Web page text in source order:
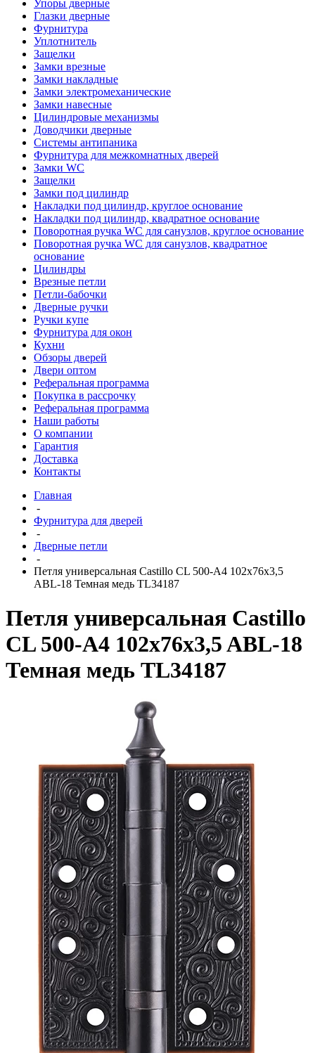
Упоры дверные
Глазки дверные
Фурнитура
Уплотнитель
Защелки
Замки врезные
Замки накладные
Замки электромеханические
Замки навесные
Цилиндровые механизмы
Доводчики дверные
Системы антипаника
Фурнитура для межкомнатных дверей
Замки WC
Защелки
Замки под цилиндр
Накладки под цилиндр, круглое основание
Накладки под цилиндр, квадратное основание
Поворотная ручка WC для санузлов, круглое основание
Поворотная ручка WC для санузлов, квадратное
основание
Цилиндры
Врезные петли
Петли-бабочки
Дверные ручки
Ручки купе
Фурнитура для окон
Кухни
Обзоры дверей
Двери оптом
Реферальная программа
Покупка в рассрочку
Реферальная программа
Наши работы
О компании
Гарантия
Доставка
Контакты
Главная
-
Фурнитура для дверей
-
Дверные петли
-
Петля универсальная Castillo CL 500-A4 102x76x3,5
ABL-18 Темная медь TL34187
Петля универсальная Castillo
CL 500-A4 102x76x3,5 ABL-18
Темная медь TL34187